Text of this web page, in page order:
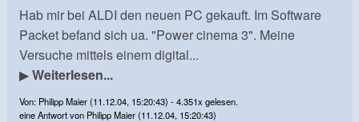
Hab mir bei ALDI den neuen PC gekauft. Im Software
Packet befand sich ua. "Power cinema 3". Meine
Versuche mittels einem digital...
▶Weiterlesen...
Von: Philipp Maier (11.12.04, 15:20:43) - 4.351x gelesen.
eine Antwort von Philipp Maier (11.12.04, 15:20:43)